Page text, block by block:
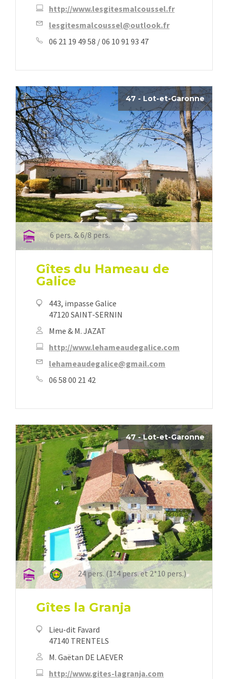
http://www.lesgitesmalcoussel.fr
lesgitesmalcoussel@outlook.fr
06 21 19 49 58 / 06 10 91 93 47
47 - Lot-et-Garonne
6 pers. & 6/8 pers.
Gîtes du Hameau de
Galice
443, impasse Galice
47120 SAINT-SERNIN
Mme & M. JAZAT
http://www.lehameaudegalice.com
lehameaudegalice@gmail.com
06 58 00 21 42
47 - Lot-et-Garonne
24 pers. (1*4 pers. et 2*10 pers.)
Gîtes la Granja
Lieu-dit Favard
47140 TRENTELS
M. Gaëtan DE LAEVER
http://www.gites-lagranja.com